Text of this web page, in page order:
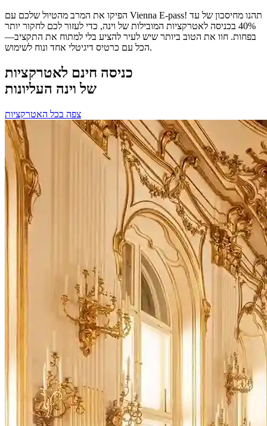
הפיקו את המרב מהטיול שלכם עם Vienna E-pass! תהנו מחיסכון של עד
40% בכניסה לאטרקציות המובילות של וינה, כדי לעזור לכם לחקור יותר
בפחות. חוו את הטוב ביותר שיש לעיר להציע בלי למתוח את התקציב—
הכל עם כרטיס דיגיטלי אחד ונוח לשימוש.
כניסה חינם לאטרקציות
של וינה העליונות
צפה בכל האטרקציות